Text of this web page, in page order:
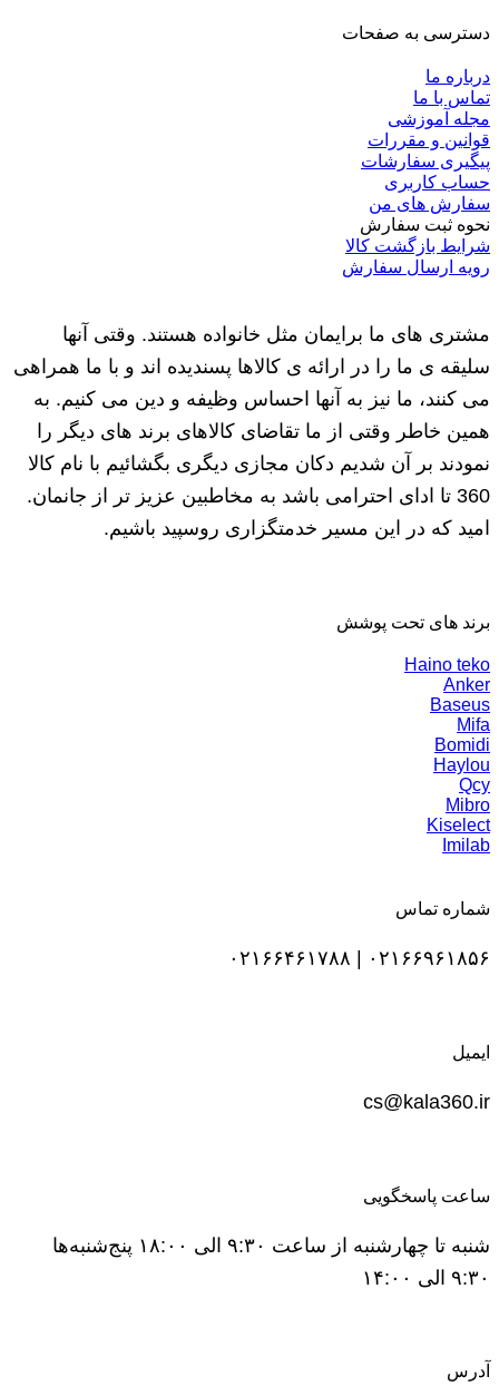
دسترسی به صفحات
درباره ما
تماس با ما
مجله آموزشی
قوانین و مقررات
پیگیری سفارشات
حساب کاربری
سفارش های من
نحوه ثبت سفارش
شرایط بازگشت کالا
رویه ارسال سفارش
مشتری های ما برایمان مثل خانواده هستند. وقتی آنها
سلیقه ی ما را در ارائه ی کالاها پسندیده اند و با ما همراهی
می کنند، ما نیز به آنها احساس وظیفه و دین می کنیم. به
همین خاطر وقتی از ما تقاضای کالاهای برند های دیگر را
نمودند بر آن شدیم دکان مجازی دیگری بگشائیم با نام کالا
360 تا ادای احترامی باشد به مخاطبین عزیز تر از جانمان.
امید که در این مسیر خدمتگزاری روسپید باشیم.
برند های تحت پوشش
Haino teko
Anker
Baseus
Mifa
Bomidi
Haylou
Qcy
Mibro
Kiselect
Imilab
شماره تماس
۰۲۱۶۶۹۶۱۸۵۶ | ۰۲۱۶۶۴۶۱۷۸۸
ایمیل
cs@kala360.ir
ساعت پاسخگویی
شنبه تا چهارشنبه از ساعت ۹:۳۰ الی ۱۸:۰۰ پنج‌شنبه‌ها
۹:۳۰ الی ۱۴:۰۰
آدرس